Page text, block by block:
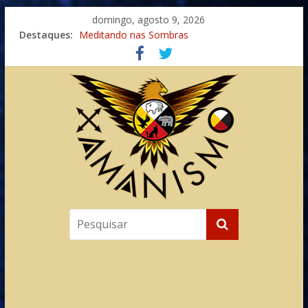
domingo, agosto 9, 2026
Destaques: Meditando nas Sombras
Autosuficiência: A Jornada do Espírito Ancestral
Xamanismo Universal
Totens – Caminho Espiritual – Crescimento
Imaginação na Cura